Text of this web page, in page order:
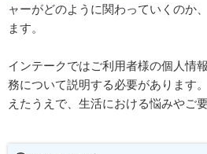
ャーがどのように関わっていくのか
ます。
インテークではご利用者様の個人情
務について説明する必要があります
えたうえで、生活における悩みやご